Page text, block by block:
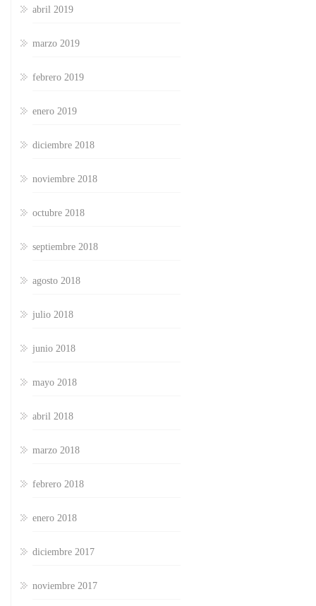
abril 2019
marzo 2019
febrero 2019
enero 2019
diciembre 2018
noviembre 2018
octubre 2018
septiembre 2018
agosto 2018
julio 2018
junio 2018
mayo 2018
abril 2018
marzo 2018
febrero 2018
enero 2018
diciembre 2017
noviembre 2017